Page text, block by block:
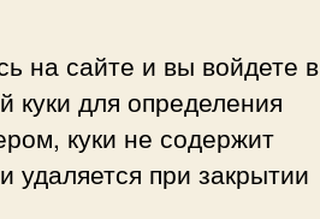
на сайте и вы войдете в
для определения
куки не содержит
при закрытии